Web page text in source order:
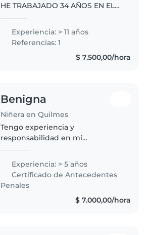
HE TRABAJADO 34 AÑOS EN EL
TRATO CON NIÑOS. PUEDO
ENTABLAR UNA CONVERSACIÓN
CON EL PEDIÁTRA Y NO TENGO..
Experiencia: > 11 años
Referencias: 1
$ 7.500,00/hora
Benigna
Niñera en Quilmes
Tengo experiencia y
responsabilidad en mí
de los niños ellos son muy
especiales para mí por eso
siempre hago lo posible para
Experiencia: > 5 años
Certificado de Antecedentes
Penales
$ 7.000,00/hora